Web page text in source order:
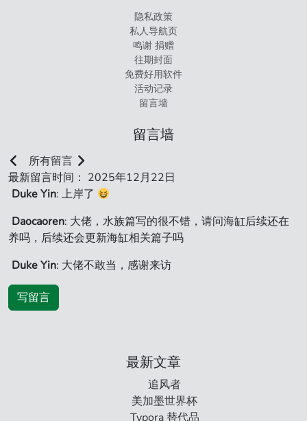
隐私政策
私人导航页
鸣谢 捐赠
往期封面
免费好用软件
活动记录
留言墙
留言墙
所有留言
最新留言时间： 2025年12月22日
Duke Yin: 上岸了
Daocaoren: 大佬，水族篇写的很不错，请问海缸后续还在
养吗，后续还会更新海缸相关篇子吗
Duke Yin: 大佬不敢当，感谢来访
写留言
最新文章
追风者
美加墨世界杯
Typora 替代品